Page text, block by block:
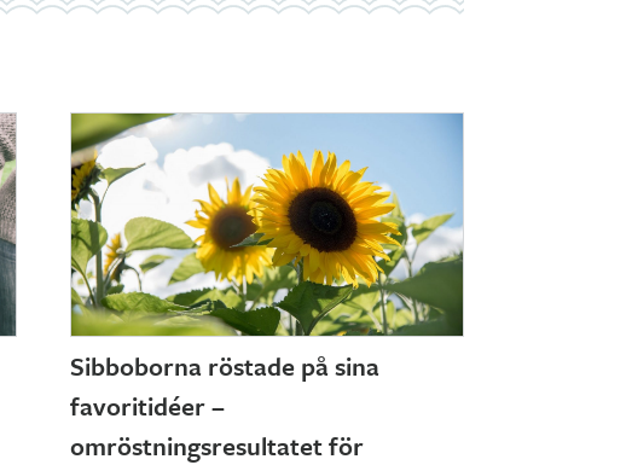
Sibboborna röstade på sina
favoritidéer –
omröstningsresultatet för